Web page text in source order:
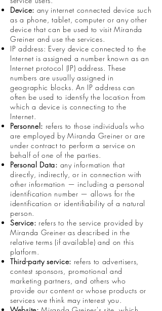
Device: any internet connected device such
as a phone, tablet, computer or any other
device that can be used to visit Miranda
Greiner and use the services.
IP address: Every device connected to the
Internet is assigned a number known as an
Internet protocol (IP) address. These
numbers are usually assigned in
geographic blocks. An IP address can
often be used to identify the location from
which a device is connecting to the
Internet.
Personnel: refers to those individuals who
are employed by Miranda Greiner or are
under contract to perform a service on
behalf of one of the parties.
Personal Data: any information that
directly, indirectly, or in connection with
other information — including a personal
identification number — allows for the
identification or identifiability of a natural
person.
Service: refers to the service provided by
Miranda Greiner as described in the
relative terms (if available) and on this
platform.
Third-party service: refers to advertisers,
contest sponsors, promotional and
marketing partners, and others who
provide our content or whose products or
services we think may interest you.